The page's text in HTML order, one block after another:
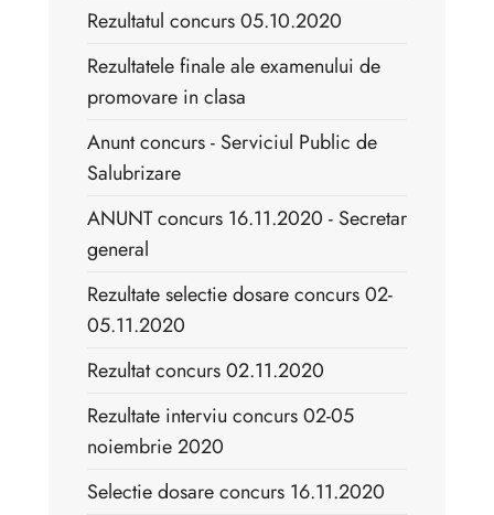
Rezultatul concurs 05.10.2020
Rezultatele finale ale examenului de
promovare in clasa
Anunt concurs - Serviciul Public de
Salubrizare
ANUNT concurs 16.11.2020 - Secretar
general
Rezultate selectie dosare concurs 02-
05.11.2020
Rezultat concurs 02.11.2020
Rezultate interviu concurs 02-05
noiembrie 2020
Selectie dosare concurs 16.11.2020